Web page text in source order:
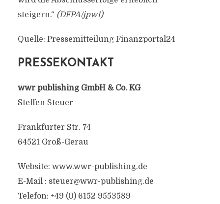
steigern.“ (DFPA/jpw1)
Quelle: Pressemitteilung Finanzportal24
PRESSEKONTAKT
wwr publishing GmbH & Co. KG
Steffen Steuer
Frankfurter Str. 74
64521 Groß-Gerau
Website: www.wwr-publishing.de
E-Mail : steuer@wwr-publishing.de
Telefon: +49 (0) 6152 9553589